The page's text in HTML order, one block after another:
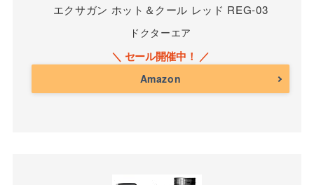
エクサガン ホット＆クール レッド REG-03
ドクターエア
Amazon